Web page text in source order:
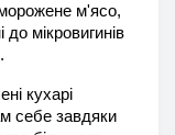
м'ясо,
мікровигинів
кухарі
себе завдяки